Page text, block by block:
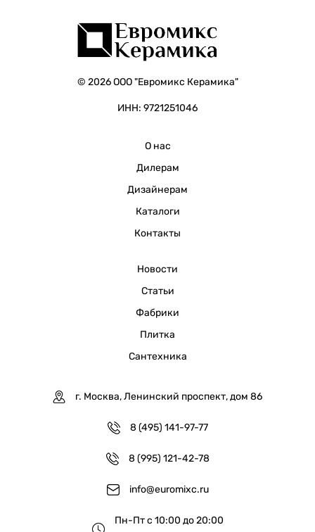
© 2026 ООО "Евромикс Керамика"
ИНН: 9721251046
О нас
Дилерам
Дизайнерам
Каталоги
Контакты
Новости
Статьи
Фабрики
Плитка
Сантехника
г. Москва, Ленинский проспект, дом 86
8 (495) 141-97-77
8 (995) 121-42-78
info@euromixc.ru
Пн-Пт с 10:00 до 20:00